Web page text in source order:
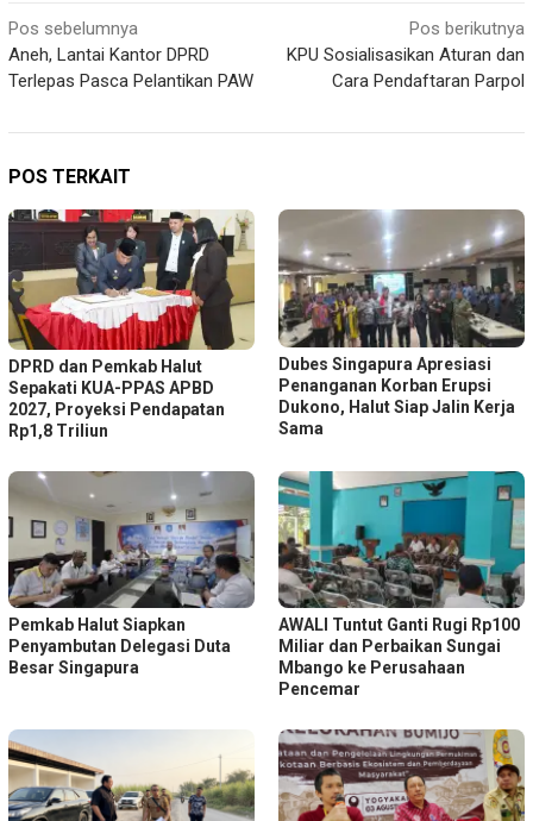
Navigasi
pos
Pos sebelumnya
Aneh, Lantai Kantor DPRD
Terlepas Pasca Pelantikan PAW
Pos berikutnya
KPU Sosialisasikan Aturan dan
Cara Pendaftaran Parpol
POS TERKAIT
DPRD dan Pemkab Halut
Sepakati KUA-PPAS APBD
2027, Proyeksi Pendapatan
Rp1,8 Triliun
Dubes Singapura Apresiasi
Penanganan Korban Erupsi
Dukono, Halut Siap Jalin Kerja
Sama
Pemkab Halut Siapkan
Penyambutan Delegasi Duta
Besar Singapura
AWALI Tuntut Ganti Rugi Rp100
Miliar dan Perbaikan Sungai
Mbango ke Perusahaan
Pencemar